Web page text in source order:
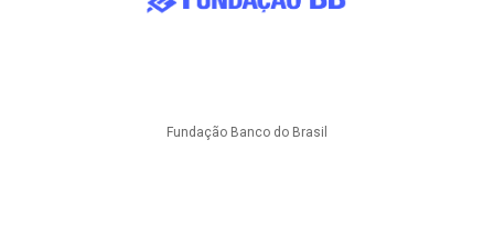
Fundação Banco do Brasil